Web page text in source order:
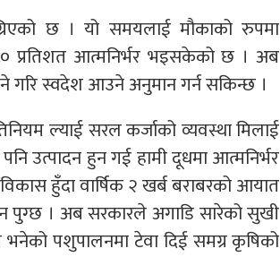
छ । यो समयलाई मौकाको रुपमा
प्रतिशत आत्मनिर्भर भइसकेको छ । अब
गरि स्वदेश आउने अनुमान गर्न सकिन्छ ।
ल्याई सरल कर्जाको व्यवस्था मिलाई
उत्पादन हुन गई हामी दूधमा आत्मनिर्भर
हुँदा वार्षिक २ खर्ब बराबरको आयात
पुग्छ । अब सरकारले अगाडि सारेको सुखी
भनेको पशुपालनमा टेवा दिई समग्र कृषिको